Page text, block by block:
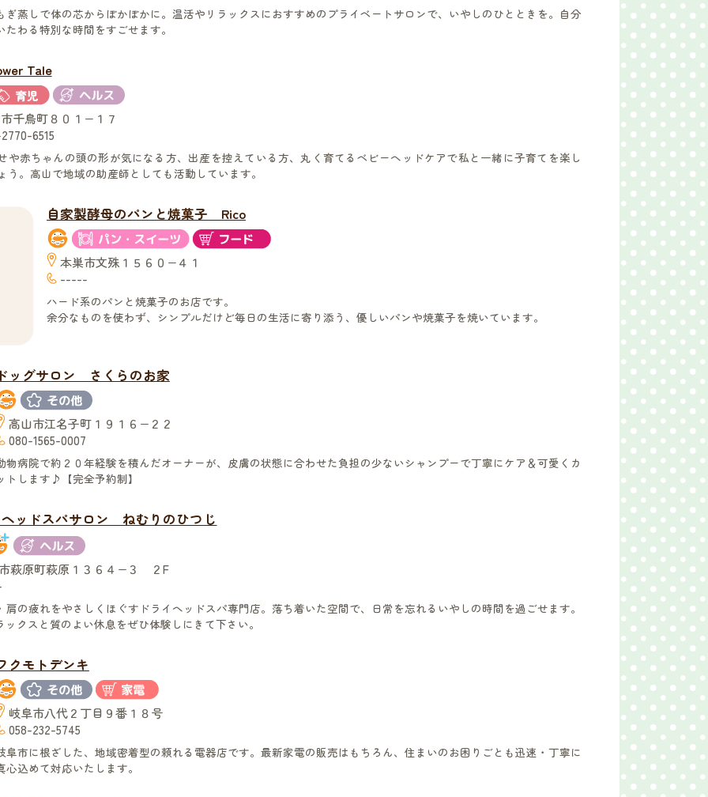
ぎ蒸しで体の芯からぽかぽかに。温活やリラックスにおすすめのプライベートサロンで、いやしのひとときを。自分
たわる特別な時間をすごせます。
Tale
千鳥町８０１−１７
6515
や赤ちゃんの頭の形が気になる方、出産を控えている方、丸く育てるベビーヘッドケアで私と一緒に子育てを楽し
う。高山で地域の助産師としても活動しています。
自家製酵母のパンと焼菓子 Rico
本巣市文殊１５６０−４１
-----
ハード系のパンと焼菓子のお店です。
余分なものを使わず、シンプルだけど毎日の生活に寄り添う、優しいパンや焼菓子を焼いています。
ッグサロン さくらのお家
高山市江名子町１９１６−２２
080-1565-0007
物病院で約２０年経験を積んだオーナーが、皮膚の状態に合わせた負担の少ないシャンプーで丁寧にケア＆可愛くカ
トします♪【完全予約制】
ッドスパサロン ねむりのひつじ
萩原町萩原１３６４−３ ２F
肩の疲れをやさしくほぐすドライヘッドスパ専門店。落ち着いた空間で、日常を忘れるいやしの時間を過ごせます。
ックスと質のよい休息をぜひ体験しにきて下さい。
クモトデンキ
岐阜市八代２丁目９番１８号
058-232-5745
阜市に根ざした、地域密着型の頼れる電器店です。最新家電の販売はもちろん、住まいのお困りごとも迅速・丁寧に
心込めて対応いたします。